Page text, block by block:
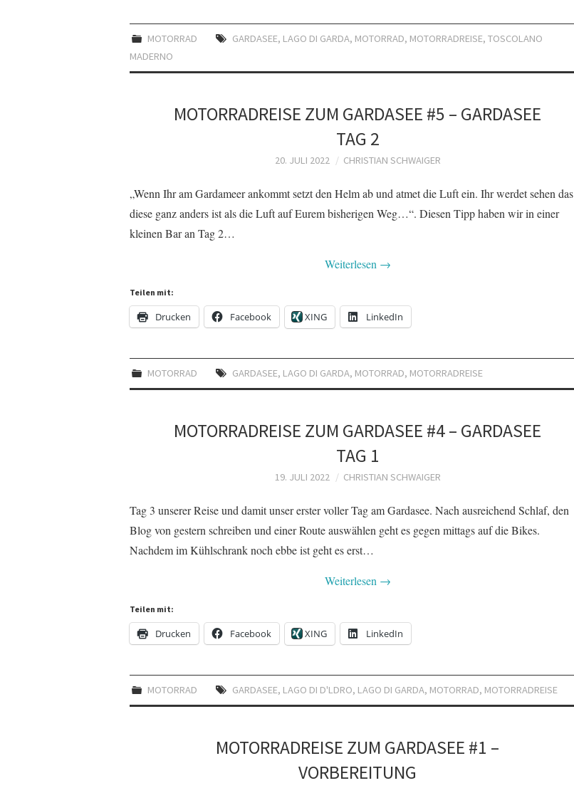
MOTORRAD GARDASEE, LAGO DI GARDA, MOTORRAD, MOTORRADREISE, TOSCOLANO
MADERNO
MOTORRADREISE ZUM GARDASEE #5 – GARDASEE
TAG 2
20. JULI 2022 CHRISTIAN SCHWAIGER
„Wenn Ihr am Gardameer ankommt setzt den Helm ab und atmet die Luft ein. Ihr werdet sehen das
diese ganz anders ist als die Luft auf Eurem bisherigen Weg…“. Diesen Tipp haben wir in einer
kleinen Bar an Tag 2…
Weiterlesen →
Teilen mit:
Drucken Facebook XING LinkedIn
MOTORRAD GARDASEE, LAGO DI GARDA, MOTORRAD, MOTORRADREISE
MOTORRADREISE ZUM GARDASEE #4 – GARDASEE
TAG 1
19. JULI 2022 CHRISTIAN SCHWAIGER
Tag 3 unserer Reise und damit unser erster voller Tag am Gardasee. Nach ausreichend Schlaf, den
Blog von gestern schreiben und einer Route auswählen geht es gegen mittags auf die Bikes.
Nachdem im Kühlschrank noch ebbe ist geht es erst…
Weiterlesen →
Teilen mit:
Drucken Facebook XING LinkedIn
MOTORRAD GARDASEE, LAGO DI D'LDRO, LAGO DI GARDA, MOTORRAD, MOTORRADREISE
MOTORRADREISE ZUM GARDASEE #1 –
VORBEREITUNG